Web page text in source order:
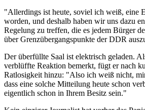
"Allerdings ist heute, soviel ich weiß, eine
worden, und deshalb haben wir uns dazu
Regelung zu treffen, die es jedem Bürger
über Grenzübergangspunkte der DDR
Der überfüllte Saal ist elektrisch geladen.
verblüffte Reaktion bemerkt, fügt er nach
Ratlosigkeit hinzu: "Also ich weiß nicht,
dass eine solche Mitteilung heute schon
eigentlich schon in Ihrem Besitz sein."